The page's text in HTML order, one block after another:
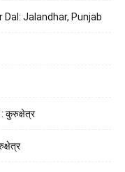
Dal: Jalandhar, Punjab
: कुरुक्षेत्र